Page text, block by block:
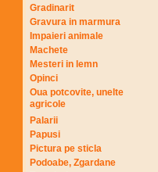
Gradinarit
Gravura in marmura
Impaieri animale
Machete
Mesteri in lemn
Opinci
Oua potcovite, unelte
agricole
Palarii
Papusi
Pictura pe sticla
Podoabe, Zgardane